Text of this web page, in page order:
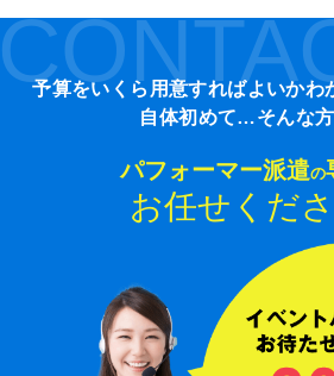
予算をいくら用意すればよいか
自体初めて…そんな方
パフォーマー派遣の
お任せくださ